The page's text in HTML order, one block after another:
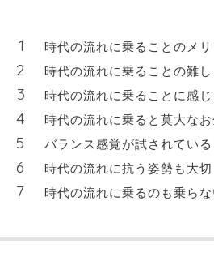
時代の流れに乗ることのメ
時代の流れに乗ることの難
時代の流れに乗ることに感
時代の流れに乗ると莫大な
バランス感覚が試されてい
時代の流れに抗う姿勢も大切
時代の流れに乗るのも乗ら